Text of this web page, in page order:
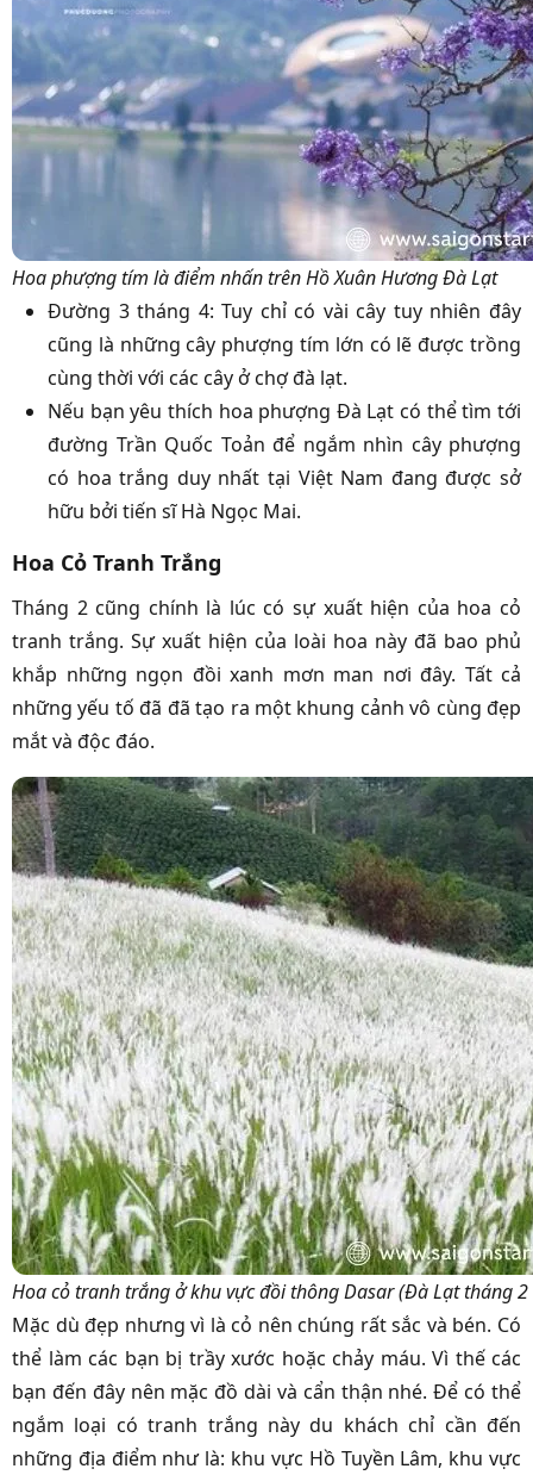
Hoa phượng tím là điểm nhấn trên Hồ Xuân Hương Đà Lạt
Đường 3 tháng 4: Tuy chỉ có vài cây tuy nhiên đây
cũng là những cây phượng tím lớn có lẽ được trồng
cùng thời với các cây ở chợ đà lạt.
Nếu bạn yêu thích hoa phượng Đà Lạt có thể tìm tới
đường Trần Quốc Toản để ngắm nhìn cây phượng
có hoa trắng duy nhất tại Việt Nam đang được sở
hữu bởi tiến sĩ Hà Ngọc Mai.
Hoa Cỏ Tranh Trắng
Tháng 2 cũng chính là lúc có sự xuất hiện của hoa cỏ
tranh trắng. Sự xuất hiện của loài hoa này đã bao phủ
khắp những ngọn đồi xanh mơn man nơi đây. Tất cả
những yếu tố đã đã tạo ra một khung cảnh vô cùng đẹp
mắt và độc đáo.
Hoa cỏ tranh trắng ở khu vực đồi thông Dasar (Đà Lạt tháng
Mặc dù đẹp nhưng vì là cỏ nên chúng rất sắc và bén. Có
thể làm các bạn bị trầy xước hoặc chảy máu. Vì thế các
bạn đến đây nên mặc đồ dài và cẩn thận nhé. Để có thể
ngắm loại có tranh trắng này du khách chỉ cần đến
những địa điểm như là: khu vực Hồ Tuyền Lâm, khu vực